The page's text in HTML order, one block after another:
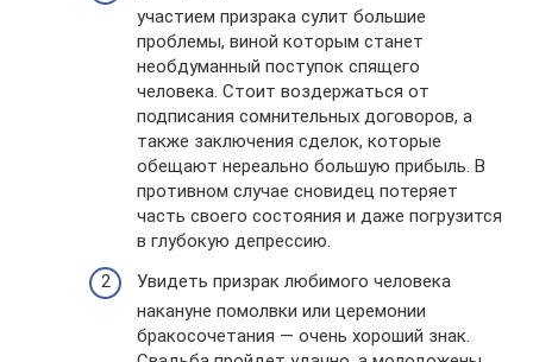
участием призрака сулит большие
проблемы, виной которым станет
необдуманный поступок спящего
человека. Стоит воздержаться от
подписания сомнительных договоров, а
также заключения сделок, которые
обещают нереально большую прибыль. В
противном случае сновидец потеряет
часть своего состояния и даже погрузится
в глубокую депрессию.
Увидеть призрак любимого человека
накануне помолвки или церемонии
бракосочетания — очень хороший знак.